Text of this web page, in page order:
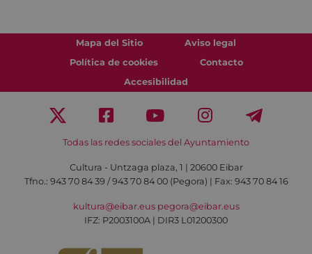
Mapa del Sitio
Aviso legal
Política de cookies
Contacto
Accesibilidad
Todas las redes sociales del Ayuntamiento
Cultura - Untzaga plaza, 1 | 20600 Eibar
Tfno.: 943 70 84 39 / 943 70 84 00 (Pegora) | Fax: 943 70 84 16
kultura@eibar.eus pegora@eibar.eus
IFZ: P2003100A | DIR3 L01200300